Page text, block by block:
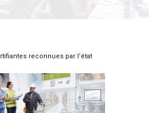
reconnues par l’état